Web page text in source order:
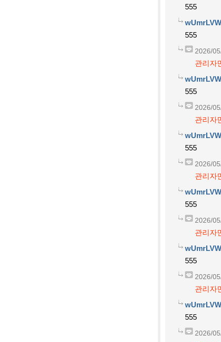
555
555
2026/
관리자
555
2026/
관리자
555
2026/
관리자
555
2026/
관리자
555
2026/
관리자
555
2026/